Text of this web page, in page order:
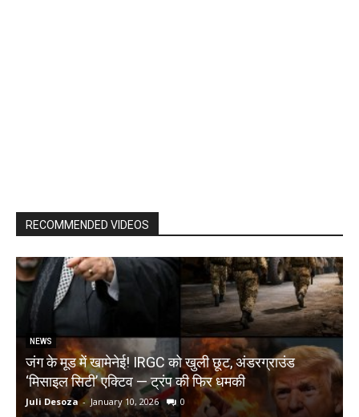
RECOMMENDED VIDEOS
NEWS
जंग के मूड में खामेनेई! IRGC को खुली छूट, अंडरग्राउंड
‘मिसाइल सिटी’ एक्टिव — ट्रंप की फिर धमकी
Juli Desoza - January 10, 2026 0